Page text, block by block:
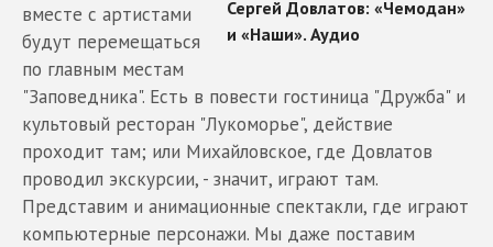
вместе с артистами
будут перемещаться
по главным местам
"Заповедника". Есть в повести гостиница "Дружба" и
культовый ресторан "Лукоморье", действие
проходит там; или Михайловское, где Довлатов
проводил экскурсии, - значит, играют там.
Представим и анимационные спектакли, где играют
компьютерные персонажи. Мы даже поставим